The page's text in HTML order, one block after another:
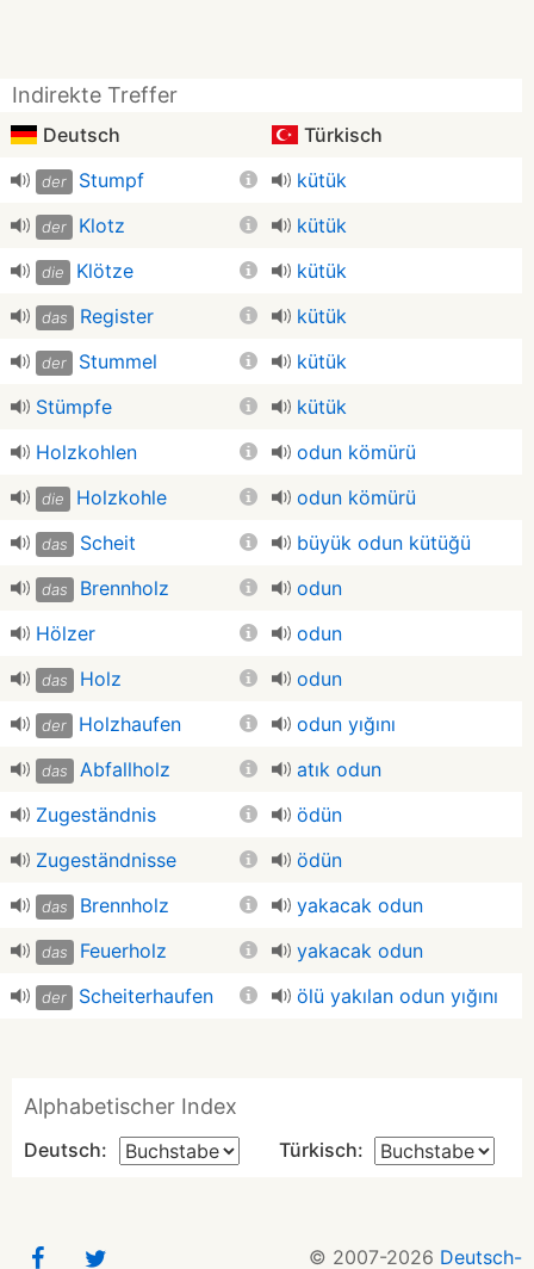
Indirekte Treffer
Deutsch Türkisch
der Stumpf kütük
der Klotz kütük
die Klötze kütük
das Register kütük
der Stummel
kütük
Stümpfe
kütük
Holzkohlen
odun kömürü
die Holzkohle odun kömürü
das Scheit büyük odun kütüğü
das Brennholz
odun
Hölzer
odun
das Holz odun
der Holzhaufen odun yığını
das Abfallholz
atık odun
Zugeständnis
ödün
Zugeständnisse
ödün
das Brennholz yakacak odun
das Feuerholz yakacak odun
der Scheiterhaufen ölü yakılan odun yığını
Alphabetischer Index
Deutsch: Türkisch:
© 2007-2026 Deutsch-